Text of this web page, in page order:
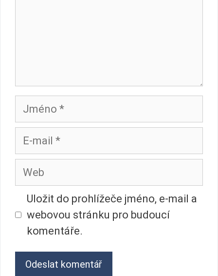
Jméno
E-
mail
Web
Uložit do prohlížeče jméno, e-mail a
webovou stránku pro budoucí
komentáře.